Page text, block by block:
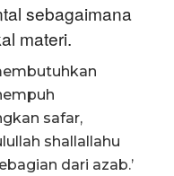
sebagaimana
materi.
safar,
shallallahu
dari azab.’